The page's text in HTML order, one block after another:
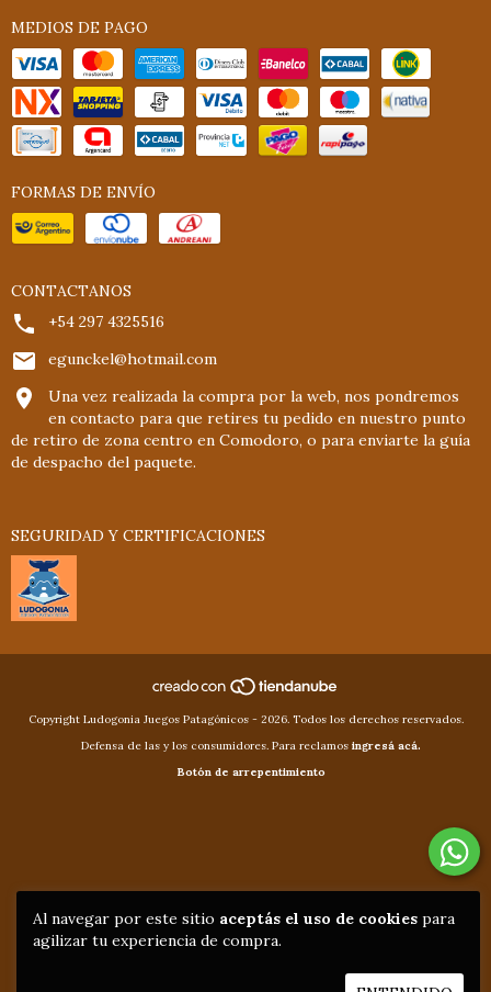
Al navegar por este sitio aceptás el uso de cookies para
agilizar tu experiencia de compra.
MEDIOS DE PAGO
FORMAS DE ENVÍO
CONTACTANOS
+54 297 4325516
egunckel@hotmail.com
Una vez realizada la compra por la web, nos pondremos
en contacto para que retires tu pedido en nuestro punto
de retiro de zona centro en Comodoro, o para enviarte la guía
de despacho del paquete.
SEGURIDAD Y CERTIFICACIONES
Copyright Ludogonia Juegos Patagónicos - 2026. Todos los derechos reservados.
Defensa de las y los consumidores. Para reclamos ingresá acá.
Botón de arrepentimiento